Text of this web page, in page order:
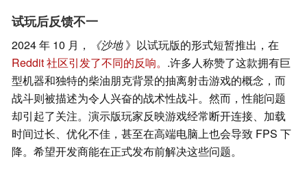
试玩后反馈不一
2024 年 10 月， 《沙地》以试玩版的形式短暂推出，在
Reddit 社区引发了不同的反响。 .许多人称赞了这款拥有巨
型机器和独特的柴油朋克背景的抽离射击游戏的概念，而
战斗则被描述为令人兴奋的战术性战斗。然而，性能问题
却引起了关注。演示版玩家反映游戏经常断开连接、加载
时间过长、优化不佳，甚至在高端电脑上也会导致 FPS 下
降。希望开发商能在正式发布前解决这些问题。